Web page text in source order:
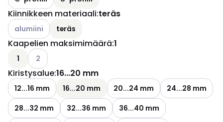
Kiinnikkeen materiaali:teräs
Katso käytettävissä olevat vaihtoehdot
alumiini teräs
Kaapelien maksimimäärä:1
1 Katso käytettävissä olevat vaihtoehdot
2
Kiristysalue:16...20 mm
12...16 mm 16...20 mm 20...24 mm
24...28 mm
28...32 mm
32...36 mm
36...40 mm